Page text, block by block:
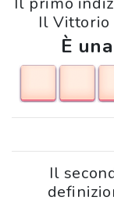
Il Vittorio
È
Il